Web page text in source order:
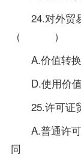
24.对外贸易
（ ）
A.价值转
D.使用价
25.许可证
A.普通许可
同